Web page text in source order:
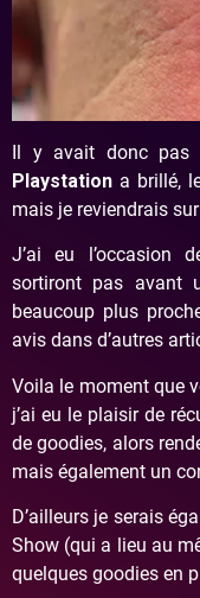
Il y avait donc pas
Playstation a brillé,
mais je reviendrais
J’ai eu l’occasion
sortiront pas avant
beaucoup plus
avis dans d’autres
Voila le moment que
j’ai eu le plaisir de
de goodies, alors
mais également un
D’ailleurs je serais
Show (qui a lieu au
quelques goodies en